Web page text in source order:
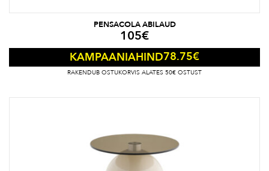
PENSACOLA ABILAUD
105€
KAMPAANIAHIND78.75€
RAKENDUB OSTUKORVIS ALATES 50€ OSTUST